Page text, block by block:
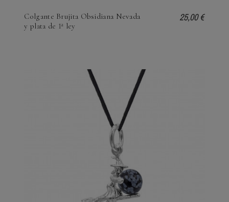
Colgante Brujita Obsidiana Nevada
y plata de 1ª ley
25,00 €